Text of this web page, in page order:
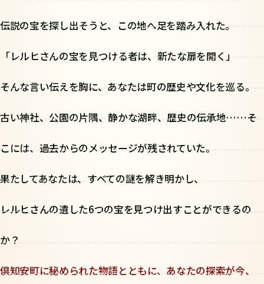
伝説の宝を探し出そうと、この地へ足を踏み入れた。
「レルヒさんの宝を見つける者は、新たな扉を開く」
そんな言い伝えを胸に、あなたは町の歴史や文化を巡る。
古い神社、公園の片隅、静かな湖畔、歴史の伝承地……そ
こには、過去からのメッセージが残されていた。
果たしてあなたは、すべての謎を解き明かし、
レルヒさんの遺した6つの宝を見つけ出すことができるの
か？
倶知安町に秘められた物語とともに、あなたの探索が今、